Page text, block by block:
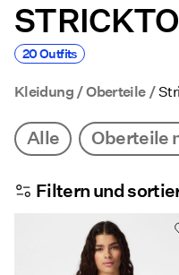
Neuheiten
Kleidung
Trending
Shop The
20 Outfits
Kleidung Oberteile
Alle Oberteile
Filtern und